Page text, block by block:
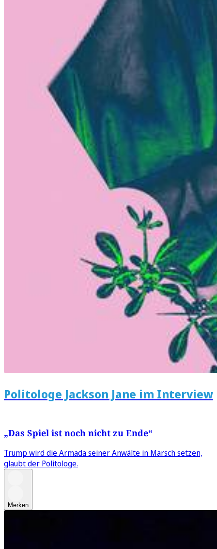
Politologe Jackson Jane im Interview
„Das Spiel ist noch nicht zu Ende“
Trump wird die Armada seiner Anwälte in Marsch setzen,
glaubt der Politologe.
Merken